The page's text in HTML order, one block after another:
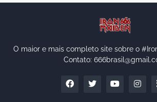
O maior e mais completo site sobre o
Contato: